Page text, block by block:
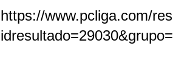
https://www.pcliga.com/